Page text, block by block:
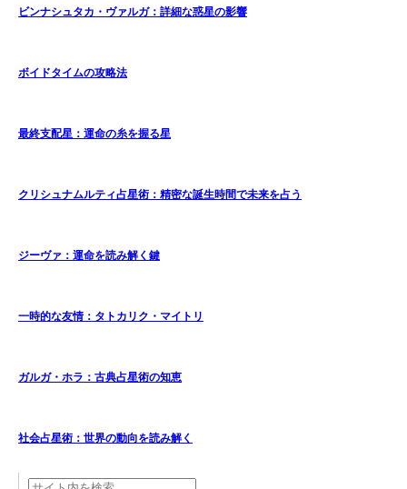
ビンナシュタカ・ヴァルガ：詳細な惑星の影響
ボイドタイムの攻略法
最終支配星：運命の糸を握る星
クリシュナムルティ占星術：精密な誕生時間で未来を占う
ジーヴァ：運命を読み解く鍵
一時的な友情：タトカリク・マイトリ
ガルガ・ホラ：古典占星術の知恵
社会占星術：世界の動向を読み解く